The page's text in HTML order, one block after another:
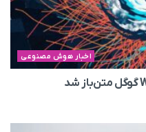
اخبار هوش مصنوعی